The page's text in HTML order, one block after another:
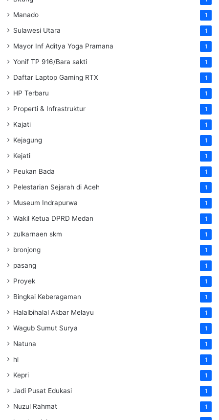
Manado 1
Sulawesi Utara 1
Mayor Inf Aditya Yoga Pramana 1
Yonif TP 916/Bara sakti 1
Daftar Laptop Gaming RTX 1
HP Terbaru 1
Properti & Infrastruktur 1
Kajati 1
Kejagung 1
Kejati 1
Peukan Bada 1
Pelestarian Sejarah di Aceh 1
Museum Indrapurwa 1
Wakil Ketua DPRD Medan 1
zulkarnaen skm 1
bronjong 1
pasang 1
Proyek 1
Bingkai Keberagaman 1
Halalbihalal Akbar Melayu 1
Wagub Sumut Surya 1
Natuna 1
hl 1
Kepri 1
Jadi Pusat Edukasi 1
Nuzul Rahmat 1